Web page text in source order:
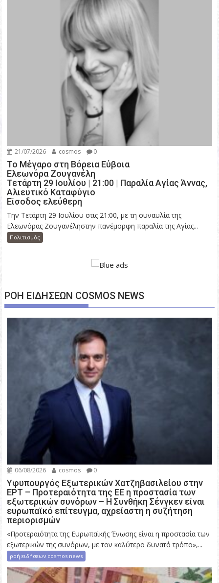
21/07/2026 cosmos 0
Το Μέγαρο στη Βόρεια Εύβοια
Ελεωνόρα Ζουγανέλη
Τετάρτη 29 Ιουλίου | 21:00 | Παραλία Αγίας Άννας,
Αλιευτικό Καταφύγιο
Είσοδος ελεύθερη
Την Τετάρτη 29 Ιουλίου στις 21:00, με τη συναυλία της
Ελεωνόρας Ζουγανέληστην πανέμορφη παραλία της Αγίας...
Πολιτισμός
ΡΟΗ ΕΙΔΗΣΕΩΝ COSMOS NEWS
06/08/2026 cosmos 0
Υφυπουργός Εξωτερικών Χατζηβασιλείου στην
ΕΡΤ – Προτεραιότητα της ΕΕ η προστασία των
εξωτερικών συνόρων – Η Συνθήκη Σένγκεν είναι
ευρωπαϊκό επίτευγμα, αχρείαστη η συζήτηση
περιορισμών
«Προτεραιότητα της Ευρωπαϊκής Ένωσης είναι η προστασία των
εξωτερικών της συνόρων, με τον καλύτερο δυνατό τρόπο»,...
ροή ειδήσεων cosmos news